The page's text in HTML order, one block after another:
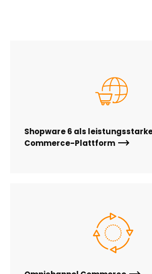
Shopware 6 als
Commerce-Plattform